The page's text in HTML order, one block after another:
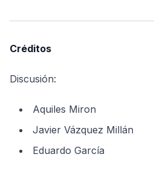
Créditos
Discusión:
Aquiles Miron
Javier Vázquez Millán
Eduardo García